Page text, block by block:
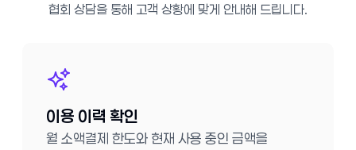
협회 상담을 통해 고객 상황에 맞게 안내해 드립니다.
이용 이력 확인
월 소액결제 한도와 현재 사용 중인 금액을